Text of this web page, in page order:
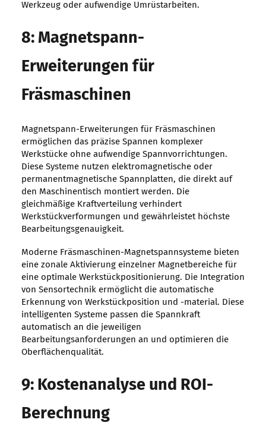
Werkzeug oder aufwendige Umrüstarbeiten.
8: Magnetspann-
Erweiterungen für
Fräsmaschinen
Magnetspann-Erweiterungen für Fräsmaschinen
ermöglichen das präzise Spannen komplexer
Werkstücke ohne aufwendige Spannvorrichtungen.
Diese Systeme nutzen elektromagnetische oder
permanentmagnetische Spannplatten, die direkt auf
den Maschinentisch montiert werden. Die
gleichmäßige Kraftverteilung verhindert
Werkstückverformungen und gewährleistet höchste
Bearbeitungsgenauigkeit.
Moderne Fräsmaschinen-Magnetspannsysteme bieten
eine zonale Aktivierung einzelner Magnetbereiche für
eine optimale Werkstückpositionierung. Die Integration
von Sensortechnik ermöglicht die automatische
Erkennung von Werkstückposition und -material. Diese
intelligenten Systeme passen die Spannkraft
automatisch an die jeweiligen
Bearbeitungsanforderungen an und optimieren die
Oberflächenqualität.
9: Kostenanalyse und ROI-
Berechnung